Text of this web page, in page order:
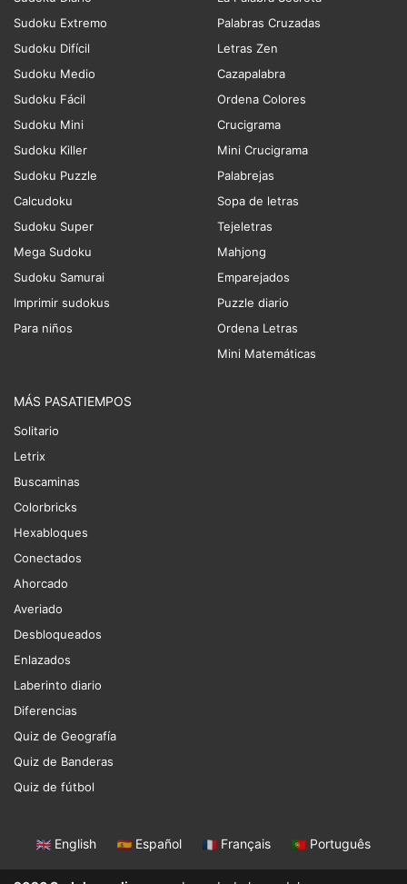
Sudoku Extremo
Sudoku Difícil
Sudoku Medio
Sudoku Fácil
Sudoku Mini
Sudoku Killer
Sudoku Puzzle
Calcudoku
Sudoku Super
Mega Sudoku
Sudoku Samurai
Imprimir sudokus
Para niños
Palabras Cruzadas
Letras Zen
Cazapalabra
Ordena Colores
Crucigrama
Mini Crucigrama
Palabrejas
Sopa de letras
Tejeletras
Mahjong
Emparejados
Puzzle diario
Ordena Letras
Mini Matemáticas
MÁS PASATIEMPOS
Solitario
Letrix
Buscaminas
Colorbricks
Hexabloques
Conectados
Ahorcado
Averiado
Desbloqueados
Enlazados
Laberinto diario
Diferencias
Quiz de Geografía
Quiz de Banderas
Quiz de fútbol
English Español Français Português